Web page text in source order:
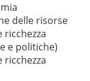
delle risorse
ricchezza
e politiche)
ricchezza